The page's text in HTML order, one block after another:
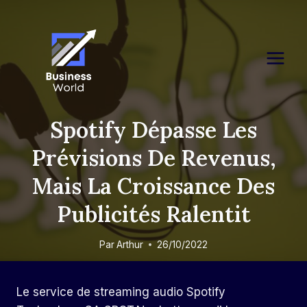
Spotify Dépasse Les
Prévisions De Revenus,
Mais La Croissance Des
Publicités Ralentit
ParArthur 26/10/2022
Le service de streaming audio Spotify